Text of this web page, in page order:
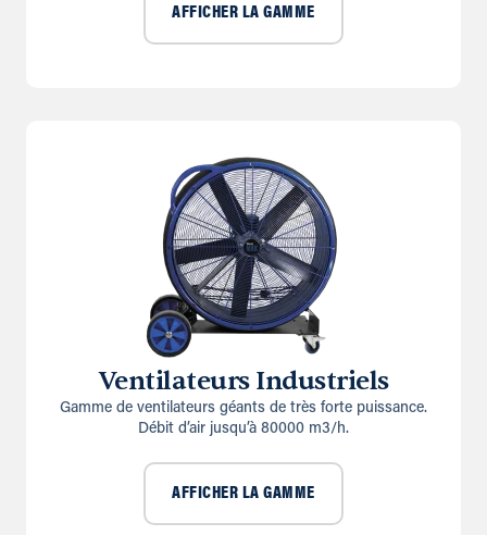
AFFICHER LA GAMME
Ventilateurs Industriels
Gamme de ventilateurs géants de très forte puissance.
Débit d’air jusqu’à 80000 m3/h.
AFFICHER LA GAMME